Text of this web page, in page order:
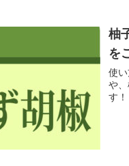
柚
を
使
や
す！